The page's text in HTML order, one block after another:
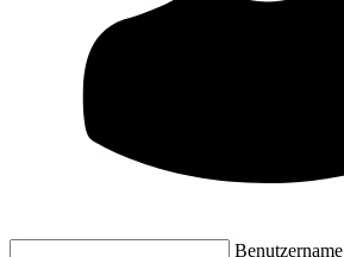
Benutzername